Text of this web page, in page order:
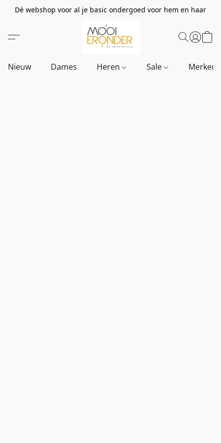
Dé webshop voor al je basic ondergoed voor hem en haar
Nieuw Dames Heren Sale Merken